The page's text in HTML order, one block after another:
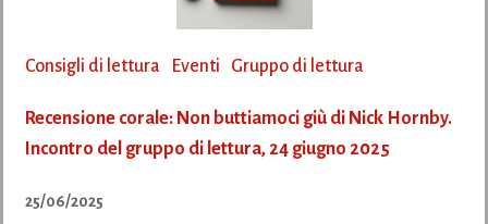
Consigli di lettura Eventi Gruppo di lettura
Recensione corale: Non buttiamoci giù di Nick Hornby.
Incontro del gruppo di lettura, 24 giugno 2025
25/06/2025